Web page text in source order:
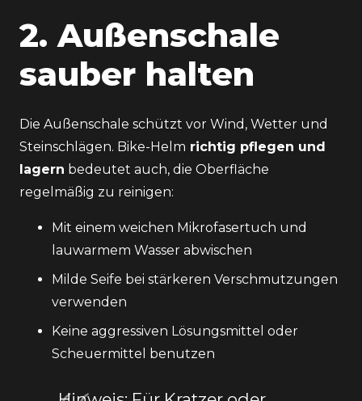
2. Außenschale
sauber halten
Die Außenschale schützt vor Wind, Wetter und
Steinschlägen. Bike-Helm richtig pflegen und
lagern bedeutet auch, die Oberfläche
regelmäßig zu reinigen:
Mit einem weichen Mikrofasertuch und
lauwarmem Wasser abwischen
Milde Seife bei stärkeren Verschmutzungen
verwenden
Keine aggressiven Lösungsmittel oder
Scheuermittel benutzen